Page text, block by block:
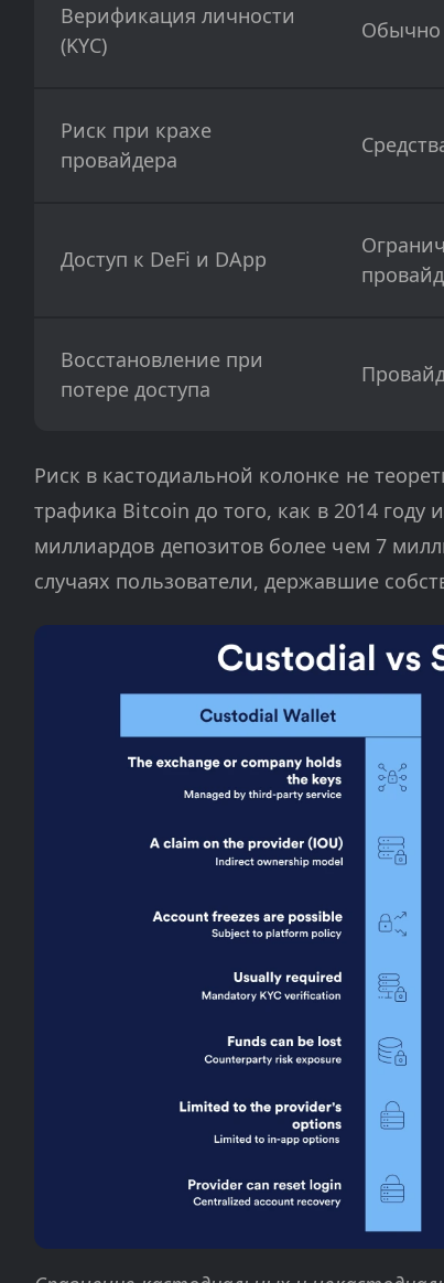
Верификация личности
(KYC)
Обычно
Риск при крахе
провайдера
Доступ к DeFi и DApp
Восстановление при
потере доступа
Риск в кастодиальной колонке не
трафика Bitcoin до того, как в 2014 году
миллиардов депозитов более чем 7
случаях пользователи, державшие